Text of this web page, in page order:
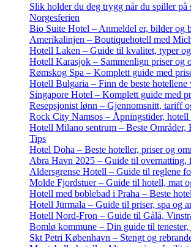
Slik holder du deg trygg når du spiller på
Norgesferien
Bio Suite Hotel – Anmeldel er, bilder og
Amerikalinjen – Boutiquehotell med
Hotell Laken – Guide til kvalitet, typer
Hotell Karasjok – Sammenlign priser og
Rømskog Spa – Komplett guide med
Hotell Bulgaria – Finn de beste hotellene
Singapore Hotel – Komplett guide med
Resepsjonist lønn – Gjennomsnitt, tariff
Rock City Namsos – Åpningstider, hotell
Hotell Milano sentrum – Beste
Tips
Hotel Doha – Beste hoteller, priser og
Abra Havn 2025 – Guide til overnatting,
Aldersgrense Hotell – Guide til reglene
Molde Fjordstuer – Guide til hotell, mat
Hotell med boblebad i Praha – Beste
Hotell Jūrmala – Guide til priser, spa og
Hotell Nord-Fron – Guide til Gålå,
Bomlø kommune – Din guide til
Skt Petri København – Stengt og